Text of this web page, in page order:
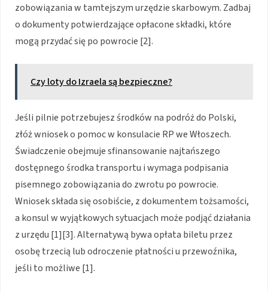
zobowiązania w tamtejszym urzędzie skarbowym. Zadbaj
o dokumenty potwierdzające opłacone składki, które
mogą przydać się po powrocie [2].
Czy loty do Izraela są bezpieczne?
Jeśli pilnie potrzebujesz środków na podróż do Polski,
złóż wniosek o pomoc w konsulacie RP we Włoszech.
Świadczenie obejmuje sfinansowanie najtańszego
dostępnego środka transportu i wymaga podpisania
pisemnego zobowiązania do zwrotu po powrocie.
Wniosek składa się osobiście, z dokumentem tożsamości,
a konsul w wyjątkowych sytuacjach może podjąć działania
z urzędu [1][3]. Alternatywą bywa opłata biletu przez
osobę trzecią lub odroczenie płatności u przewoźnika,
jeśli to możliwe [1].